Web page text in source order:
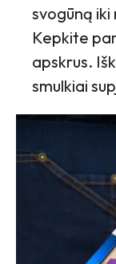
svogūną
Kepkite
apskrus.
smulkiai